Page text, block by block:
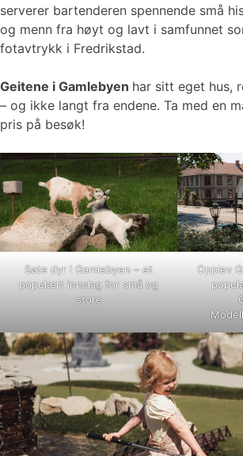
serverer bartenderen spennende små
og menn fra høyt og lavt i samfunnet
fotavtrykk i Fredrikstad.
Geitene i Gamlebyen har sitt eget hus,
– og ikke langt fra endene. Ta med en
pris på besøk!
Søte dyr i Gamlebyen – et
populært innslag for små og
store
Opplev